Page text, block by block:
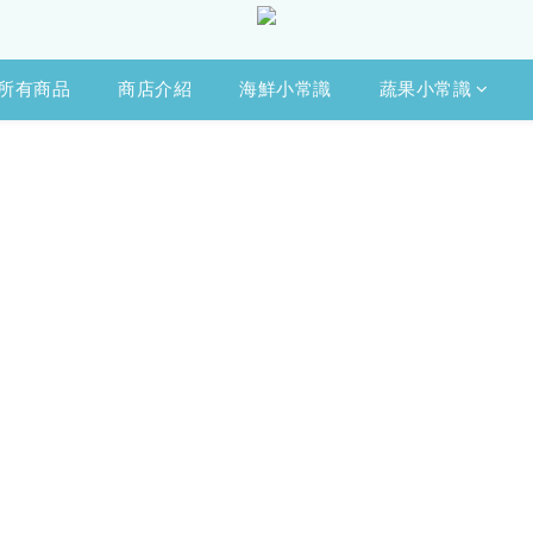
有商品 商店介紹 海鮮小常識 蔬果小常識